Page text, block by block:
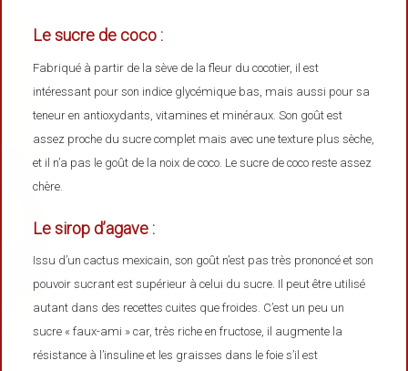
Le sucre de coco :
Fabriqué à partir de la sève de la fleur du cocotier, il est
intéressant pour son indice glycémique bas, mais aussi pour sa
teneur en antioxydants, vitamines et minéraux. Son goût est
assez proche du sucre complet mais avec une texture plus sèche,
et il n’a pas le goût de la noix de coco. Le sucre de coco reste assez
chère.
Le sirop d’agave :
Issu d’un cactus mexicain, son goût n’est pas très prononcé et son
pouvoir sucrant est supérieur à celui du sucre. Il peut être utilisé
autant dans des recettes cuites que froides. C’est un peu un
sucre « faux-ami » car, très riche en fructose, il augmente la
résistance à l’insuline et les graisses dans le foie s’il est